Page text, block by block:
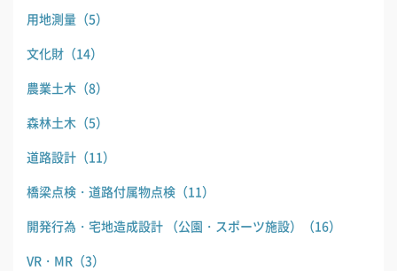
用地測量 （5）
文化財 （14）
農業土木 （8）
森林土木 （5）
道路設計 （11）
橋梁点検・道路付属物点検 （11）
開発行為・宅地造成設計 （公園・スポーツ施設）
（16）
VR・MR （3）